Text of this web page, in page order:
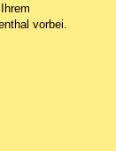
vorbei.
Werkstatt
Datenträger